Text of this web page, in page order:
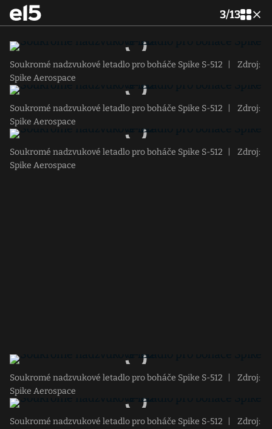
3/13
Soukromé nadzvukové letadlo pro boháče Spike S-512
Zdroj:
Spike Aerospace
Soukromé nadzvukové letadlo pro boháče Spike S-512
Zdroj:
Spike Aerospace
Soukromé nadzvukové letadlo pro boháče Spike S-512
Zdroj:
Spike Aerospace
Soukromé nadzvukové letadlo pro boháče Spike S-512
Zdroj:
Spike Aerospace
Soukromé nadzvukové letadlo pro boháče Spike S-512
Zdroj: